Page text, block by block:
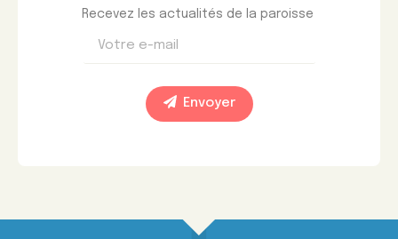
Recevez les actualités de la paroisse
Envoyer